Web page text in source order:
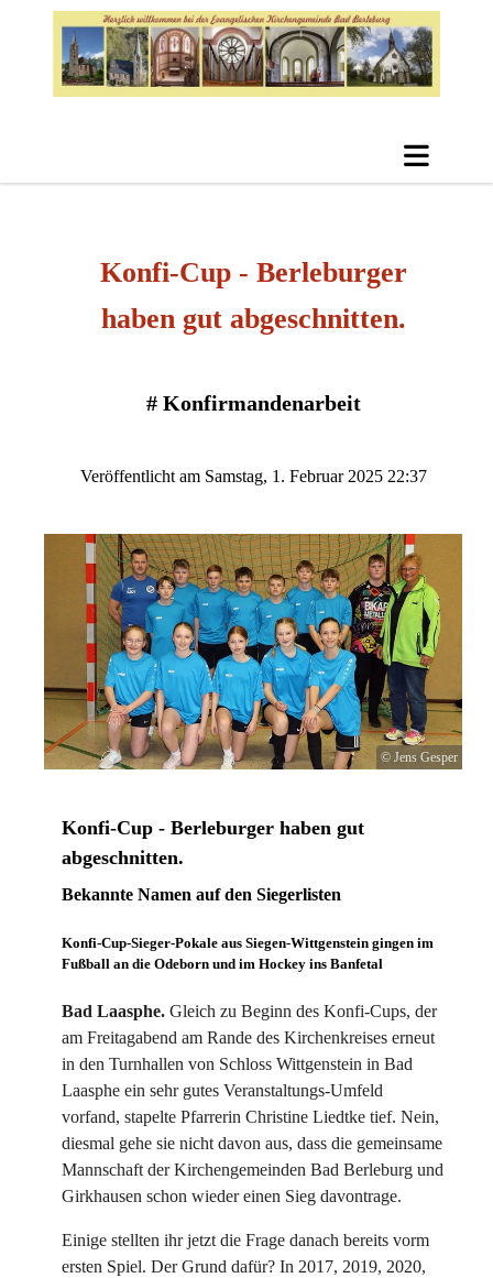
Konfi-Cup - Berleburger
haben gut abgeschnitten.
# Konfirmandenarbeit
Veröffentlicht am Samstag, 1. Februar 2025 22:37
© Jens Gesper
Konfi-Cup - Berleburger haben gut
abgeschnitten.
Bekannte Namen auf den Siegerlisten
Konfi-Cup-Sieger-Pokale aus Siegen-Wittgenstein gingen im
Fußball an die Odeborn und im Hockey ins Banfetal
Bad Laasphe. Gleich zu Beginn des Konfi-Cups, der
am Freitagabend am Rande des Kirchenkreises erneut
in den Turnhallen von Schloss Wittgenstein in Bad
Laasphe ein sehr gutes Veranstaltungs-Umfeld
vorfand, stapelte Pfarrerin Christine Liedtke tief. Nein,
diesmal gehe sie nicht davon aus, dass die gemeinsame
Mannschaft der Kirchengemeinden Bad Berleburg und
Girkhausen schon wieder einen Sieg davontrage.
Einige stellten ihr jetzt die Frage danach bereits vorm
ersten Spiel. Der Grund dafür? In 2017, 2019, 2020,